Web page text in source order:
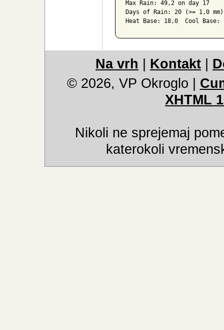
Min <=   0,0  0
Min <=  -5,0  0
Max Rain: 49,2 on day 17
Heat Base: 18,0  Cool
Na vrh |Kontakt |
© 2026, VP Okroglo|
Nikoli ne sprejemaj
katerokoli